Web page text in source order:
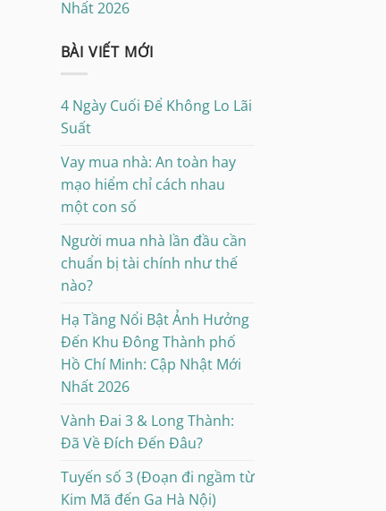
Nhất 2026
BÀI VIẾT MỚI
4 Ngày Cuối Để Không Lo Lãi
Suất
Vay mua nhà: An toàn hay
mạo hiểm chỉ cách nhau
một con số
Người mua nhà lần đầu cần
chuẩn bị tài chính như thế
nào?
Hạ Tầng Nổi Bật Ảnh Hưởng
Đến Khu Đông Thành phố
Hồ Chí Minh: Cập Nhật Mới
Nhất 2026
Vành Đai 3 & Long Thành:
Đã Về Đích Đến Đâu?
Tuyến số 3 (Đoạn đi ngầm từ
Kim Mã đến Ga Hà Nội)